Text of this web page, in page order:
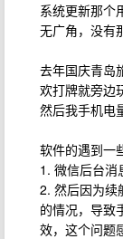
系统更新那个
无广角，没有
去年国庆青岛
欢打牌就旁边
然后我手机电
软件的遇到一
1. 微信后台消
2. 然后因为续
的情况，导致
效，这个问题